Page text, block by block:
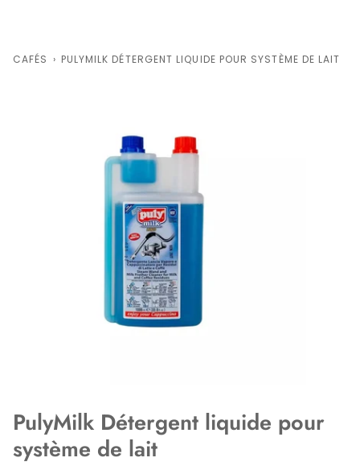
CAFÉS › PULYMILK DÉTERGENT LIQUIDE POUR SYSTÈME DE LAIT
PulyMilk Détergent liquide pour
système de lait